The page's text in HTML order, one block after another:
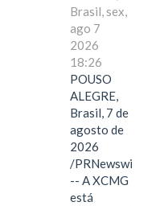
Brasil, sex,
ago 7
2026
18:26
POUSO
ALEGRE,
Brasil, 7 de
agosto de
2026
/PRNewswire/
-- A XCMG
está